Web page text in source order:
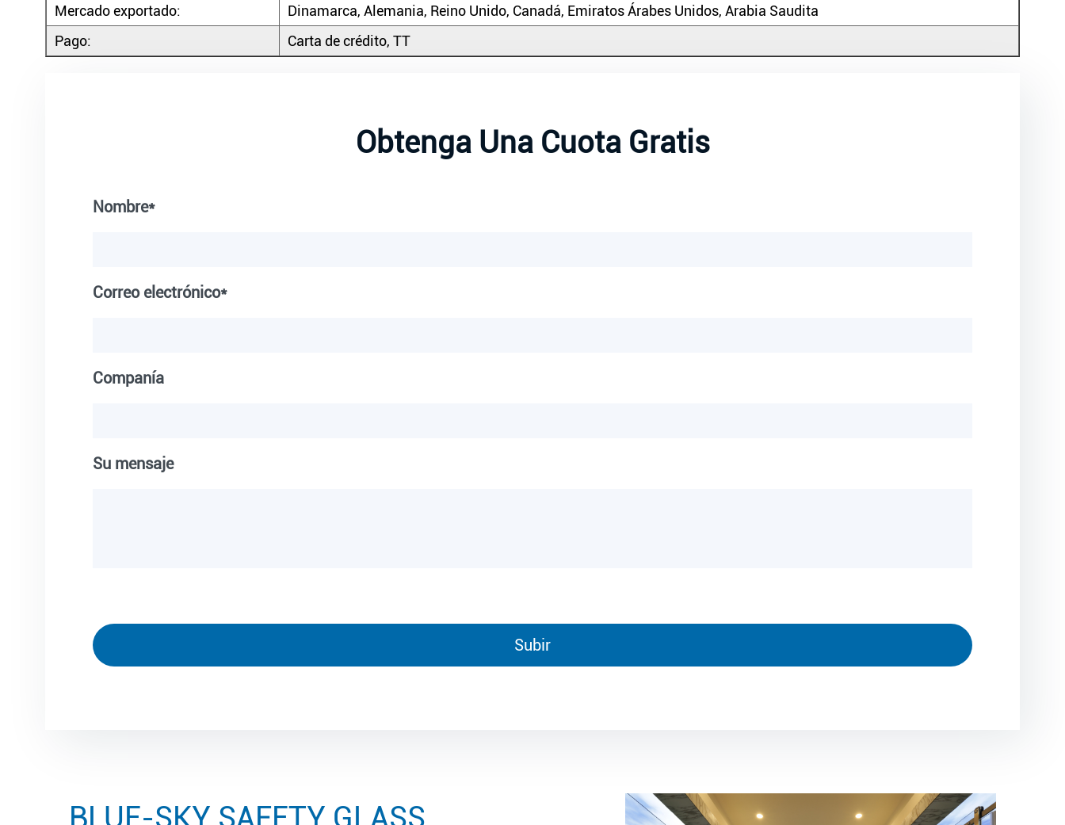
Mercado exportado:
Dinamarca, Alemania, Reino Unido, Canadá, Emiratos Árabes Unidos, Arabia Saudita
Pago:
Carta de crédito, TT
Obtenga Una Cuota Gratis
Nombre*
Correo electrónico*
Companía
Su mensaje
BLUE-SKY SAFETY GLASS